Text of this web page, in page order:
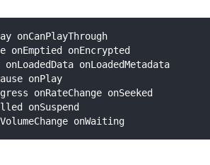
onCanPlayThrough
onEmptied onEncrypted
onLoadedMetadata
onPlay
onRateChange onSeeked
onSuspend
onWaiting